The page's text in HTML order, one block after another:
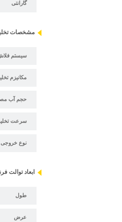
گارانتی
مشخصات
سیستم
مکانیزم
حجم آب
سرعت
نوع خروجی
ابعاد توالت
طول
عرض